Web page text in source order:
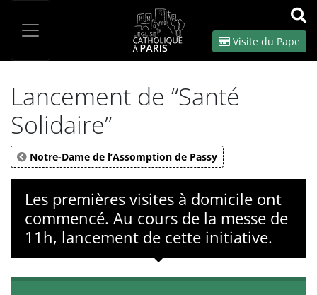
OK
Visite du Pape
Lancement de “Santé
Solidaire”
Notre-Dame de l’Assomption de Passy
Les premières visites à domicile ont
commencé. Au cours de la messe de
11h, lancement de cette initiative.
Panneau de gestion des cookies